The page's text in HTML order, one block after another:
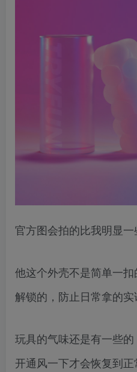
官方图会拍的比我明显一
他这个外壳不是简单一
解锁的，防止日常拿的实
玩具的气味还是有一些
开通风一下才会恢复到